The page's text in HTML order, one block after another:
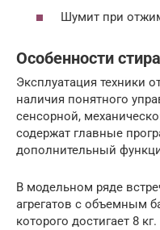
Шумит при
Особенности
Эксплуатация техники
наличия понятного
сенсорной,
содержат главные
дополнительный
В модельном ряде
агрегатов с объемным
которого достигает 8